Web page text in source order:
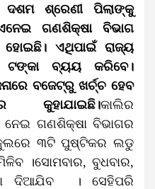
ଦଶମ ଶ୍ରେଣୀ ପିଲାଙ୍କୁ
ଗଣଶିକ୍ଷା ବିଭାଗ
ହୋଇଛି। ଏଥିପାଇଁ ରାଜ୍ୟ
ଟଙ୍କା ବ୍ୟୟ କରିବେ।
ବଜେଟ୍‌ରୁ ଖର୍ଚ୍ଚ ହେବ
କୁହାଯାଇଛି।କାଲିର
ନେଇ ଗଣଶିକ୍ଷା ବିଭାଗର
୩ଟି ପୁଷ୍ଟିକର ଲଡୁ
।ସୋମବାର, ବୁଧବାର,
ଦିଆଯିବ । ସେହିପରି